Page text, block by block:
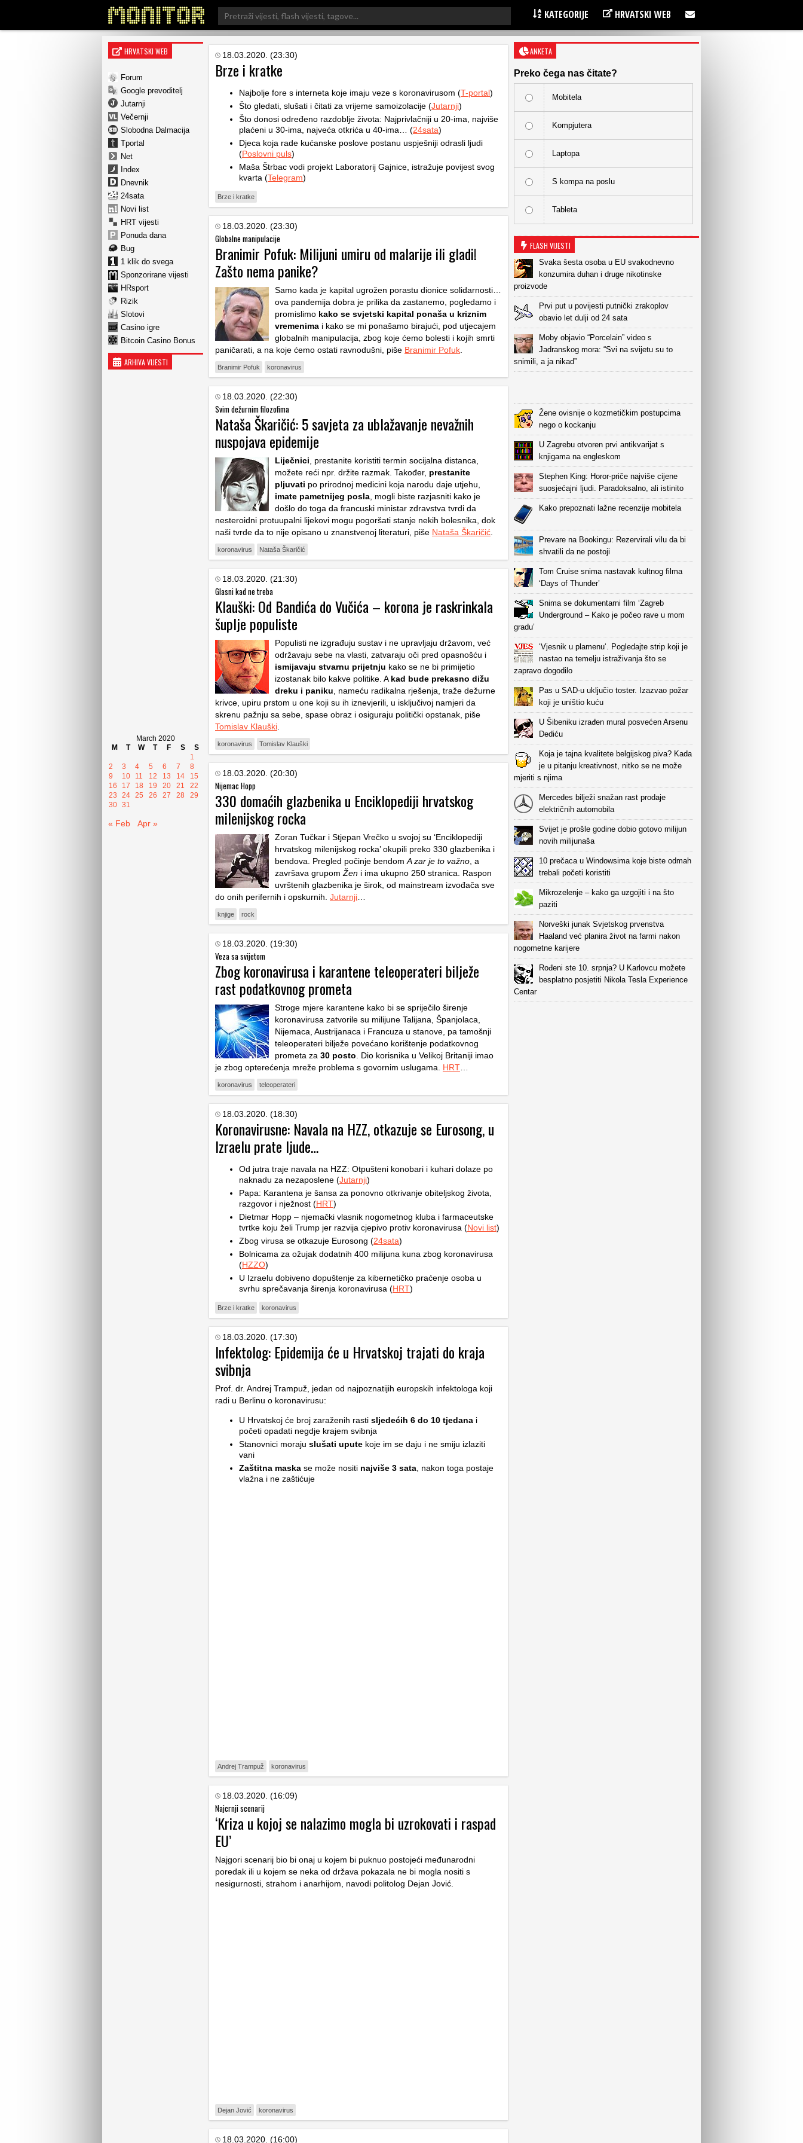
Search
for:
KATEGORIJE HRVATSKI WEB
HRVATSKI WEB
Forum
Google prevoditelj
Jutarnji
Večernji
Slobodna Dalmacija
Tportal
Net
Index
Dnevnik
24sata
Novi list
HRT vijesti
Ponuda dana
Bug
1 klik do svega
Sponzorirane vijesti
HRsport
Rizik
Slotovi
Casino igre
Bitcoin Casino Bonus
ARHIVA VIJESTI
March 2020
M
T W T F S
S
1
2
3 4 5 6 7
8
9
10 11 12 13 14
15
16
17 18 19 20 21
22
23
24 25 26 27 28
29
30 31
« Feb Apr »
18.03.2020. (23:30)
Brze i kratke
Najbolje fore s interneta koje imaju veze s koronavirusom (T-portal)
Što gledati, slušati i čitati za vrijeme samoizolacije (Jutarnji)
Što donosi određeno razdoblje života: Najprivlačniji u 20-ima, najviše
plaćeni u 30-ima, najveća otkrića u 40-ima… (24sata)
Djeca koja rade kućanske poslove postanu uspješniji odrasli ljudi
(Poslovni puls)
Maša Štrbac vodi projekt Laboratorij Gajnice, istražuje povijest svog
kvarta (Telegram)
Brze i kratke
18.03.2020. (23:30)
Globalne manipulacije
Branimir Pofuk: Milijuni umiru od malarije ili gladi!
Zašto nema panike?
Samo kada je kapital ugrožen porastu dionice solidarnosti…
ova pandemija dobra je prilika da zastanemo, pogledamo i
promislimo kako se svjetski kapital ponaša u kriznim
vremenima i kako se mi ponašamo birajući, pod utjecajem
globalnih manipulacija, zbog koje ćemo bolesti i kojih smrti
paničarati, a na koje ćemo ostati ravnodušni, piše Branimir Pofuk
Branimir Pofuk koronavirus
18.03.2020. (22:30)
Svim dežurnim filozofima
Nataša Škaričić: 5 savjeta za ublažavanje nevažnih
nuspojava epidemije
Liječnici , prestanite koristiti termin socijalna distanca,
možete reći npr. držite razmak. Također, prestanite
pljuvati po prirodnoj medicini koja narodu daje utjehu,
imate pametnijeg posla , mogli biste razjasniti kako je
došlo do toga da francuski ministar zdravstva tvrdi da
nesteroidni protuupalni lijekovi mogu pogoršati stanje nekih bolesnika, dok
naši tvrde da to nije opisano u znanstvenoj literaturi, piše Nataša Škaričić
koronavirus Nataša Škaričić
18.03.2020. (21:30)
Glasni kad ne treba
Klauški: Od Bandića do Vučića – korona je raskrinkala
šuplje populiste
Populisti ne izgrađuju sustav i ne upravljaju državom, već
održavaju sebe na vlasti, zatvaraju oči pred opasnošću i
ismijavaju stvarnu prijetnju kako se ne bi primijetio
izostanak bilo kakve politike. A kad bude prekasno dižu
dreku i paniku , nameću radikalna rješenja, traže dežurne
krivce, upiru prstom u one koji su ih iznevjerili, u isključivoj namjeri da
skrenu pažnju sa sebe, spase obraz i osiguraju politički opstanak, piše
Tomislav Klauški
koronavirus Tomislav Klauški
18.03.2020. (20:30)
Nijemac Hopp
330 domaćih glazbenika u Enciklopediji hrvatskog
milenijskog rocka
Zoran Tučkar i Stjepan Vrečko u svojoj su ‘Enciklopediji
hrvatskog milenijskog rocka’ okupili preko 330 glazbenika i
bendova. Pregled počinje bendom A zar je to važno , a
završava grupom Žen i ima ukupno 250 stranica. Raspon
uvrštenih glazbenika je širok, od mainstream izvođača sve
do onih perifernih i opskurnih. Jutarnji
knjige rock
18.03.2020. (19:30)
Veza sa svijetom
Zbog koronavirusa i karantene teleoperateri bilježe
rast podatkovnog prometa
Stroge mjere karantene kako bi se spriječilo širenje
koronavirusa zatvorile su milijune Talijana, Španjolaca,
Nijemaca, Austrijanaca i Francuza u stanove, pa tamošnji
teleoperateri bilježe povećano korištenje podatkovnog
prometa za 30 posto . Dio korisnika u Velikoj Britaniji imao
je zbog opterećenja mreže problema s govornim uslugama. HRT
koronavirus teleoperateri
18.03.2020. (18:30)
Koronavirusne: Navala na HZZ, otkazuje se Eurosong, u
Izraelu prate ljude…
Od jutra traje navala na HZZ: Otpušteni konobari i kuhari dolaze po
naknadu za nezaposlene (Jutarnji)
Papa: Karantena je šansa za ponovno otkrivanje obiteljskog života,
razgovor i nježnost (HRT)
Dietmar Hopp – njemački vlasnik nogometnog kluba i farmaceutske
tvrtke koju želi Trump jer razvija cjepivo protiv koronavirusa (Novi list)
Zbog virusa se otkazuje Eurosong (24sata)
Bolnicama za ožujak dodatnih 400 milijuna kuna zbog koronavirusa
(HZZO)
U Izraelu dobiveno dopuštenje za kibernetičko praćenje osoba u
svrhu sprečavanja širenja koronavirusa (HRT)
Brze i kratke koronavirus
18.03.2020. (17:30)
Infektolog: Epidemija će u Hrvatskoj trajati do kraja
svibnja
Prof. dr. Andrej Trampuž, jedan od najpoznatijih europskih infektologa koji
radi u Berlinu o koronavirusu:
U Hrvatskoj će broj zaraženih rasti sljedećih 6 do 10 tjedana i
početi opadati negdje krajem svibnja
Stanovnici moraju slušati upute koje im se daju i ne smiju izlaziti
vani
Zaštitna maska se može nositi najviše 3 sata , nakon toga postaje
vlažna i ne zaštićuje
Andrej Trampuž koronavirus
18.03.2020. (16:09)
Najcrnji scenarij
‘Kriza u kojoj se nalazimo mogla bi uzrokovati i raspad
EU’
Najgori scenarij bio bi onaj u kojem bi puknuo postojeći međunarodni
poredak ili u kojem se neka od država pokazala ne bi mogla nositi s
nesigurnosti, strahom i anarhijom, navodi politolog Dejan Jović.
Dejan Jović koronavirus
18.03.2020. (16:00)
ANKETA
Preko čega nas čitate?
Mobitela
Kompjutera
Laptopa
S kompa na poslu
Tableta
FLASH VIJESTI
Svaka šesta osoba u EU svakodnevno
konzumira duhan i druge nikotinske
proizvode
Prvi put u povijesti putnički zrakoplov
obavio let dulji od 24 sata
Moby objavio “Porcelain” video s
Jadranskog mora: “Svi na svijetu su to
snimili, a ja nikad”
Žene ovisnije o kozmetičkim postupcima
nego o kockanju
U Zagrebu otvoren prvi antikvarijat s
knjigama na engleskom
Stephen King: Horor-priče najviše cijene
suosjećajni ljudi. Paradoksalno, ali istinito
Kako prepoznati lažne recenzije mobitela
Prevare na Bookingu: Rezervirali vilu da bi
shvatili da ne postoji
Tom Cruise snima nastavak kultnog filma
‘Days of Thunder’
Snima se dokumentarni film ‘Zagreb
Underground – Kako je počeo rave u mom
gradu’
‘Vjesnik u plamenu‘. Pogledajte strip koji je
nastao na temelju istraživanja što se
zapravo dogodilo
Pas u SAD-u uključio toster. Izazvao požar
koji je uništio kuću
U Šibeniku izrađen mural posvećen Arsenu
Dediću
Koja je tajna kvalitete belgijskog piva? Kada
je u pitanju kreativnost, nitko se ne može
mjeriti s njima
Mercedes bilježi snažan rast prodaje
električnih automobila
Svijet je prošle godine dobio gotovo milijun
novih milijunaša
10 prečaca u Windowsima koje biste odmah
trebali početi koristiti
Mikrozelenje – kako ga uzgojiti i na što
paziti
Norveški junak Svjetskog prvenstva
Haaland već planira život na farmi nakon
nogometne karijere
Rođeni ste 10. srpnja? U Karlovcu možete
besplatno posjetiti Nikola Tesla Experience
Centar